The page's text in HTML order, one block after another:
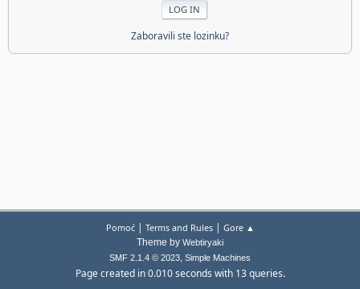
Zaboravili ste lozinku?
Pomoć| Terms and Rules| Gore ▲
Theme by Webtiryaki
SMF 2.1.4 © 2023, Simple Machines
Page created in 0.010 seconds with 13 queries.